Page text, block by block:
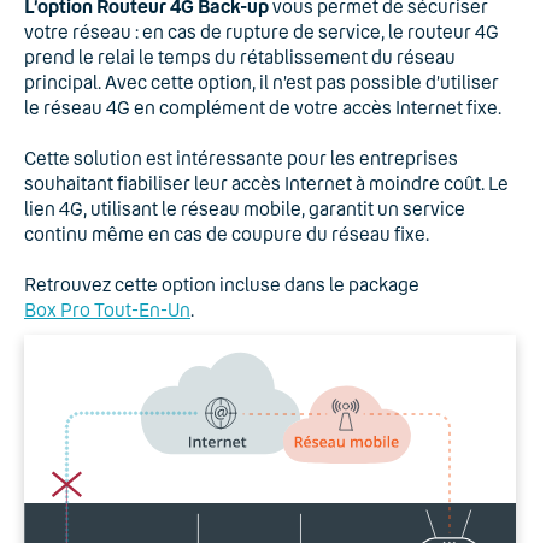
L’option Routeur 4G Back-upvous permet de sécuriser
votre réseau : en cas de rupture de service, le routeur 4G
prend le relai le temps du rétablissement du réseau
principal. Avec cette option, il n’est pas possible d’utiliser
le réseau 4G en complément de votre accès Internet fixe.
Cette solution est intéressante pour les entreprises
souhaitant fiabiliser leur accès Internet à moindre coût. Le
lien 4G, utilisant le réseau mobile, garantit un service
continu même en cas de coupure du réseau fixe.
Retrouvez cette option incluse dans le package
Box Pro Tout-En-Un.